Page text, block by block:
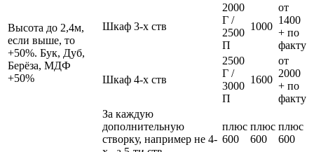
Высота до 2,4м,
если выше, то
+50%. Бук, Дуб,
Берёза, МДФ
+50%
Шкаф 3-х ств
2000
Г /
2500
П
1000
от
1400
+ по
факту
Шкаф 4-х ств
2500
Г /
3000
П
1600
от
2000
+ по
факту
За каждую
дополнительную
створку, например не 4-
плюс
600
плюс
600
плюс
600